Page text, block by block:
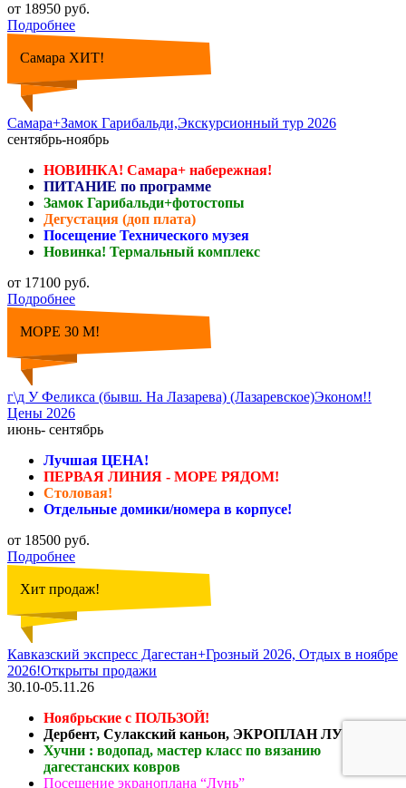
от 18950 руб.
Подробнее
Самара ХИТ!
Самара+Замок Гарибальди,Экскурсионный тур 2026
сентябрь-ноябрь
НОВИНКА! Самара+ набережная!
ПИТАНИЕ по программе
Замок Гарибальди+фотостопы
Дегустация (доп плата)
Посещение Технического музея
Новинка! Термальный комплекс
от 17100 руб.
Подробнее
МОРЕ 30 М!
г\д У Феликса (бывш. На Лазарева) (Лазаревское)Эконом!!
Цены 2026
июнь- сентябрь
Лучшая ЦЕНА!
ПЕРВАЯ ЛИНИЯ - МОРЕ РЯДОМ!
Столовая!
Отдельные домики/номера в корпусе!
от 18500 руб.
Подробнее
Хит продаж!
Кавказский экспресс Дагестан+Грозный 2026, Отдых в ноябре
2026!Открыты продажи
30.10-05.11.26
Ноябрьские с ПОЛЬЗОЙ!
Дербент, Сулакский каньон, ЭКРОПЛАН ЛУНЬ
Хучни : водопад, мастер класс по вязанию
дагестанских ковров
Посещение экраноплана “Лунь”